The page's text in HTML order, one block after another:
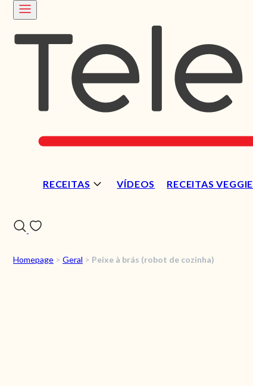
RECEITAS VÍDEOS RECEITAS VEGGIE
Homepage > Geral > Peixe à brás (robot de cozinha)